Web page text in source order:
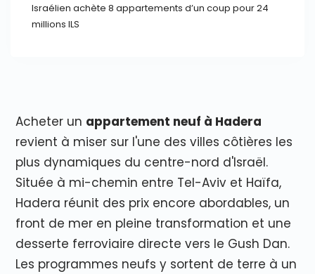
Israélien achète 8 appartements d’un coup pour 24
millions ILS
Acheter un appartement neuf à Hadera
revient à miser sur l'une des villes côtières les
plus dynamiques du centre-nord d'Israël.
Située à mi-chemin entre Tel-Aviv et Haïfa,
Hadera réunit des prix encore abordables, un
front de mer en pleine transformation et une
desserte ferroviaire directe vers le Gush Dan.
Les programmes neufs y sortent de terre à un